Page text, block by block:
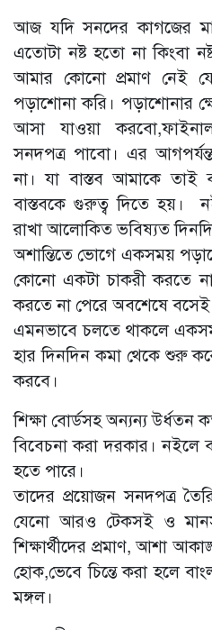
আজ যদি সনদের কাগজের
এতোটা নষ্ট হতো না কিংবা
আমার কোনো প্রমাণ নেই
পড়াশোনা করি। পড়াশোনার
আসা যাওয়া
সনদপত্র পাবো। এর
না। যা বাস্তব আমাকে তাই
বাস্তবকে গুরুত্ব দিতে হয়।
রাখা আলোকিত ভবিষ্যত
অশান্তিতে ভোগে একসময়
কোনো একটা চাকরী করতে
করতে না পেরে অবশেষে বসেই
এমনভাবে চলতে থাকলে
হার দিনদিন কমা থেকে শুরু
করবে।
শিক্ষা বোর্ডসহ অন্যন্য উর্ধতন
বিবেচনা করা দরকার।
হতে পারে।
তাদের প্রয়োজন সনদপত্র
যেনো আরও টেকসই ও
শিক্ষার্থীদের প্রমাণ, আশা
হোক,ভেবে চিন্তে করা হলে
মঙ্গল।